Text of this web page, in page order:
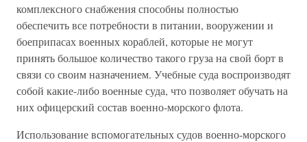
комплексного снабжения способны полностью
обеспечить все потребности в питании, вооружении и
боеприпасах военных кораблей, которые не могут
принять большое количество такого груза на свой борт в
связи со своим назначением. Учебные суда воспроизводят
собой какие-либо военные суда, что позволяет обучать на
них офицерский состав военно-морского флота.
Использование вспомогательных судов военно-морского